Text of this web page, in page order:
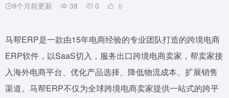
9个月前更新 38 0 0
马帮ERP是一款由15年电商经验的专业团队打造的跨境电商
ERP软件，以SaaS切入，服务出口跨境电商卖家，帮卖家接
入海外电商平台、优化产品选择、降低物流成本、扩展销售
渠道。马帮ERP不仅为全球跨境电商卖家提供一站式的跨平